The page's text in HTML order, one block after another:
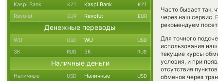
Часто бывает так,
через наш сервис.
рекомендуем
Для точного
использования
текущие курсы
условия, и при
отсутствия
обменов через
Kaspi Bank KZT Kaspi Bank KZT
Revolut EUR Revolut EUR
Денежные переводы
WU USD WU USD
ЗК RUB ЗК RUB
Наличные деньги
Наличные USD Наличные USD